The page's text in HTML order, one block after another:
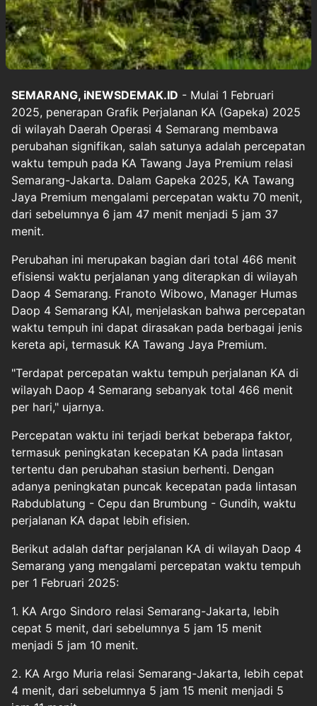
SEMARANG, iNEWSDEMAK.ID - Mulai 1 Februari
2025, penerapan Grafik Perjalanan KA (Gapeka) 2025
di wilayah Daerah Operasi 4 Semarang membawa
perubahan signifikan, salah satunya adalah percepatan
waktu tempuh pada KA Tawang Jaya Premium relasi
Semarang-Jakarta. Dalam Gapeka 2025, KA Tawang
Jaya Premium mengalami percepatan waktu 70 menit,
dari sebelumnya 6 jam 47 menit menjadi 5 jam 37
menit.
Perubahan ini merupakan bagian dari total 466 menit
efisiensi waktu perjalanan yang diterapkan di wilayah
Daop 4 Semarang. Franoto Wibowo, Manager Humas
Daop 4 Semarang KAI, menjelaskan bahwa percepatan
waktu tempuh ini dapat dirasakan pada berbagai jenis
kereta api, termasuk KA Tawang Jaya Premium.
"Terdapat percepatan waktu tempuh perjalanan KA di
wilayah Daop 4 Semarang sebanyak total 466 menit
per hari," ujarnya.
Percepatan waktu ini terjadi berkat beberapa faktor,
termasuk peningkatan kecepatan KA pada lintasan
tertentu dan perubahan stasiun berhenti. Dengan
adanya peningkatan puncak kecepatan pada lintasan
Rabdublatung - Cepu dan Brumbung - Gundih, waktu
perjalanan KA dapat lebih efisien.
Berikut adalah daftar perjalanan KA di wilayah Daop 4
Semarang yang mengalami percepatan waktu tempuh
per 1 Februari 2025:
1. KA Argo Sindoro relasi Semarang-Jakarta, lebih
cepat 5 menit, dari sebelumnya 5 jam 15 menit
menjadi 5 jam 10 menit.
2. KA Argo Muria relasi Semarang-Jakarta, lebih cepat
4 menit, dari sebelumnya 5 jam 15 menit menjadi 5